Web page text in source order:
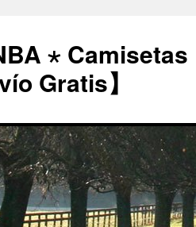
⋆ Camisetas
Gratis】